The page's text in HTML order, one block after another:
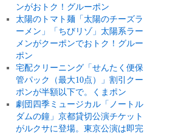
ンがおトク！グルーポン
太陽のトマト麺「太陽のチーズラ
ーメン」「ちびリゾ」太陽系ラー
メンがクーポンでおトク！グルー
ポン
宅配クリーニング「せんたく便保
管パック（最大10点）」割引クー
ポンが半額以下で。くまポン
劇団四季ミュージカル「ノートル
ダムの鐘」京都貸切公演チケット
がルクサに登場。東京公演は即完